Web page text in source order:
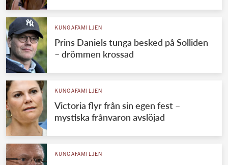
KUNGAFAMILJEN
Prins Daniels tunga besked på Solliden
– drömmen krossad
KUNGAFAMILJEN
Victoria flyr från sin egen fest –
mystiska frånvaron avslöjad
KUNGAFAMILJEN